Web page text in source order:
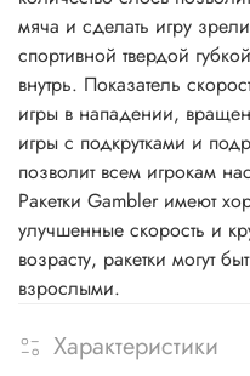
мяча и сделать игру зрелищной.
спортивной твердой
внутрь. Показатель
игры в нападении,
игры с подкрутками и
позволит всем игрокам
Ракетки Gambler имеют
улучшенные скорость и
возрасту, ракетки могут
взрослыми.
Характеристики